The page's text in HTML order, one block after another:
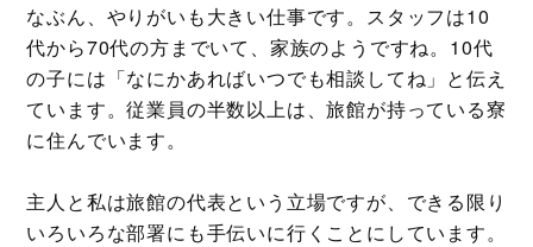
なぶん、やりがいも大きい仕事です。スタッフは10
代から70代の方までいて、家族のようですね。10代
の子には「なにかあればいつでも相談してね」と伝え
ています。従業員の半数以上は、旅館が持っている寮
に住んでいます。
主人と私は旅館の代表という立場ですが、できる限り
いろいろな部署にも手伝いに行くことにしています。